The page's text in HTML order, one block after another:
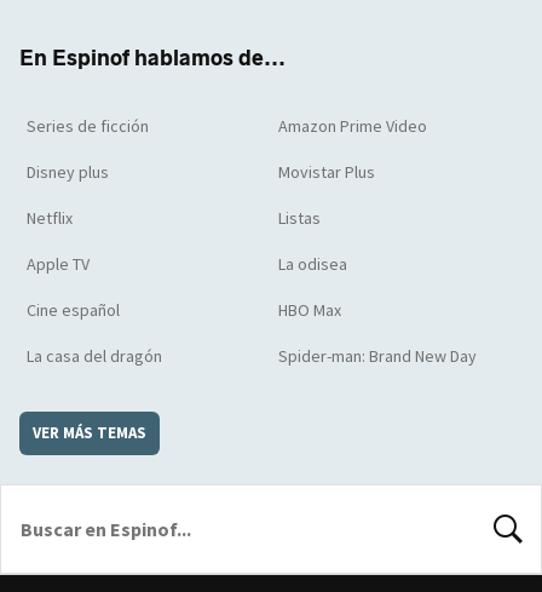
En Espinof hablamos de...
Series de ficción Amazon Prime Video
Disney plus Movistar Plus
Netflix Listas
Apple TV La odisea
Cine español HBO Max
La casa del dragón Spider-man: Brand New Day
VER MÁS TEMAS